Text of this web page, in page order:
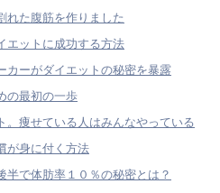
れた腹筋を作りました
エットに成功する方法
カーがダイエットの秘密を暴露
の最初の一歩
。痩せている人はみんなやっている
が身に付く方法
半で体肪率１０％の秘密とは？